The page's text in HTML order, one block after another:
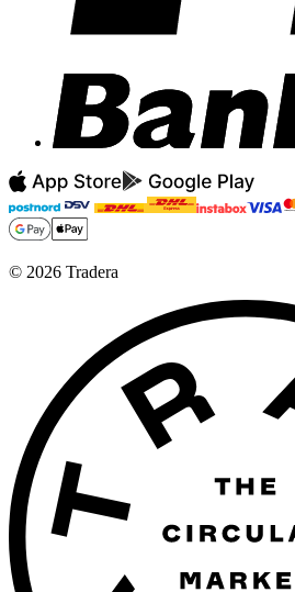
© 2026 Tradera